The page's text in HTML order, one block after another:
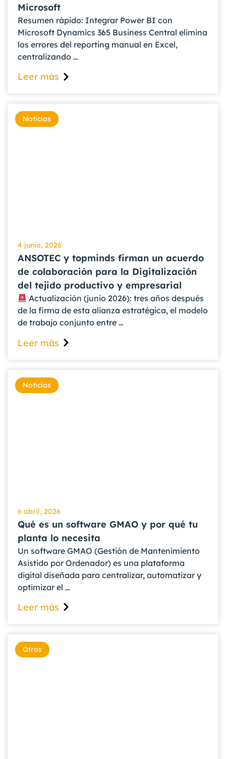
Microsoft
Resumen rápido: Integrar Power BI con
Microsoft Dynamics 365 Business Central elimina
los errores del reporting manual en Excel,
centralizando …
Leer más
Noticias
4 junio, 2026
ANSOTEC y topminds firman un acuerdo
de colaboración para la Digitalización
del tejido productivo y empresarial
Actualización (junio 2026): tres años después
de la firma de esta alianza estratégica, el modelo
de trabajo conjunto entre …
Leer más
Noticias
6 abril, 2026
Qué es un software GMAO y por qué tu
planta lo necesita
Un software GMAO (Gestión de Mantenimiento
Asistido por Ordenador) es una plataforma
digital diseñada para centralizar, automatizar y
optimizar el …
Leer más
Otros